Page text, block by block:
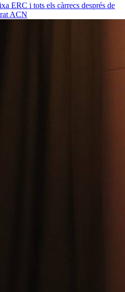
ERC i tots els càrrecs després de
ACN